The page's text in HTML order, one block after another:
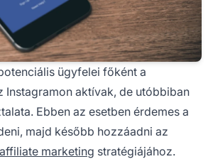
ügyfelei főként a
Instagramon aktívak, de utóbbiban
Ebben az esetben érdemes a
majd később hozzáadni az
affiliate marketing stratégiájához.